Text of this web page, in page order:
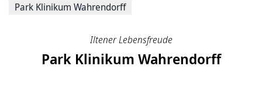
Seite
Park Klinikum Wahrendorff
Iltener Lebensfreude
Park Klinikum Wahrendorff